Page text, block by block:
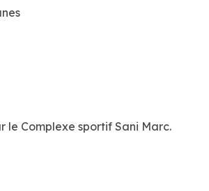
le Complexe sportif Sani Marc.